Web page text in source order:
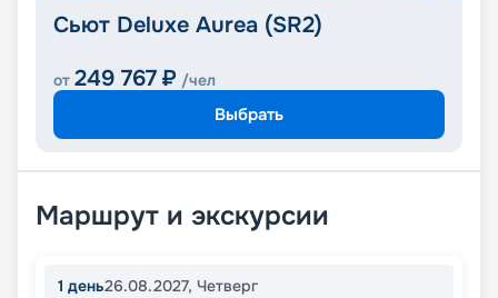
Сьют Deluxe Aurea (SR2)
от 249 767 ₽ /чел
Выбрать
Маршрут и экскурсии
1 день26.08.2027, Четверг